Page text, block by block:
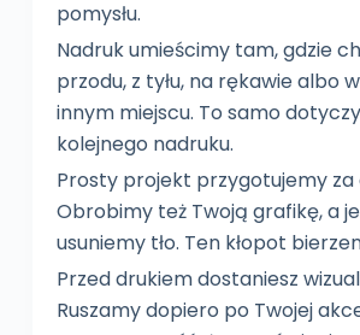
pomysłu.
Nadruk umieścimy tam, gdzie
przodu, z tyłu, na rękawie albo
innym miejscu. To samo
kolejnego nadruku.
Prosty projekt przygotujemy za
Obrobimy też Twoją grafikę, a
usuniemy tło. Ten kłopot
Przed drukiem dostaniesz
Ruszamy dopiero po Twojej